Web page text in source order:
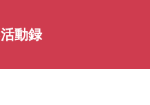
動録